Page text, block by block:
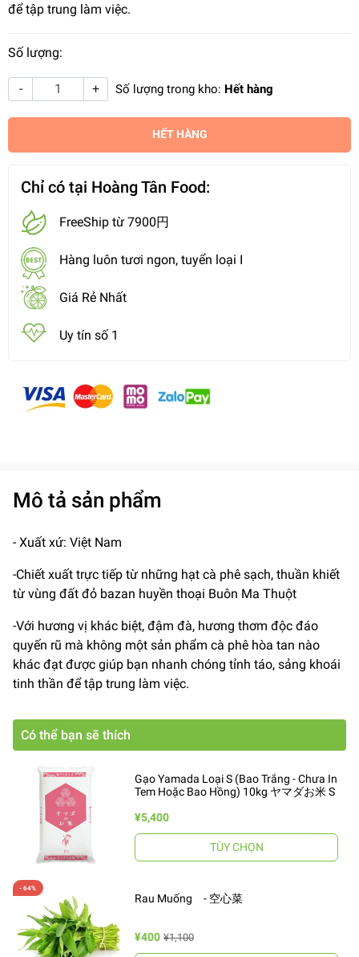
để tập trung làm việc.
Số lượng:
- + Số lượng trong kho: Hết hàng
HẾT HÀNG
Chỉ có tại Hoàng Tân Food:
FreeShip từ 7900円
Hàng luôn tươi ngon, tuyển loại I
Giá Rẻ Nhất
Uy tín số 1
Mô tả sản phẩm
- Xuất xứ: Việt Nam
-Chiết xuất trực tiếp từ những hạt cà phê sạch, thuần khiết
từ vùng đất đỏ bazan huyền thoại Buôn Ma Thuột
-Với hương vị khác biệt, đậm đà, hương thơm độc đáo
quyến rũ mà không một sản phẩm cà phê hòa tan nào
khác đạt được giúp bạn nhanh chóng tỉnh táo, sảng khoái
tinh thần để tập trung làm việc.
Có thể bạn sẽ thích
Gạo Yamada Loại S (Bao Trắng - Chưa In
Tem Hoặc Bao Hồng) 10kg ヤマダお米 S
¥5,400
TÙY CHỌN
Rau Muống - 空心菜
¥400 ¥1,100